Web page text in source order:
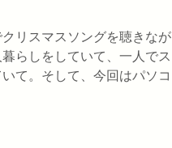
リスマスソングを聴きなが
らしをしていて、一人でス
て。そして、今回はパソコ